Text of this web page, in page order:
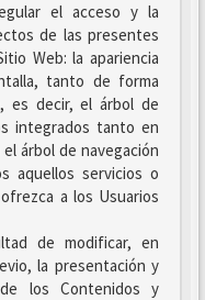
el acceso y la
de las presentes
Web: la apariencia
tanto de forma
es decir, el árbol de
integrados tanto en
árbol de navegación
aquellos servicios o
a los Usuarios
de modificar, en
la presentación y
los Contenidos y